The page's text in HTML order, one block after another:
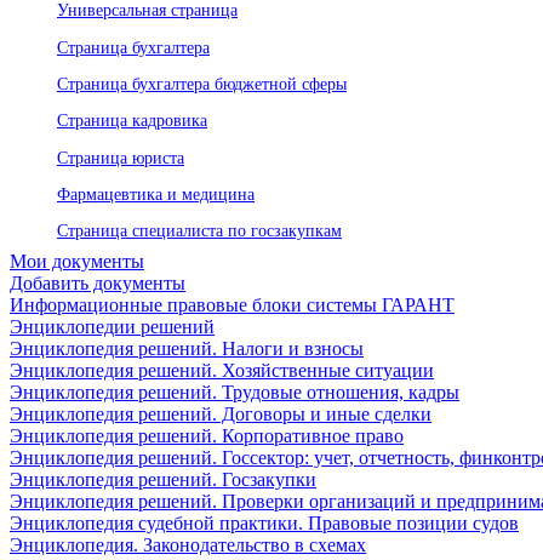
Универсальная страница
Страница бухгалтера
Страница бухгалтера бюджетной сферы
Страница кадровика
Страница юриста
Фармацевтика и медицина
Страница специалиста по госзакупкам
Мои документы
Добавить документы
Информационные правовые блоки системы ГАРАНТ
Энциклопедии решений
Энциклопедия решений. Налоги и взносы
Энциклопедия решений. Хозяйственные ситуации
Энциклопедия решений. Трудовые отношения, кадры
Энциклопедия решений. Договоры и иные сделки
Энциклопедия решений. Корпоративное право
Энциклопедия решений. Госсектор: учет, отчетность,
Энциклопедия решений. Госзакупки
Энциклопедия решений. Проверки организаций и
Энциклопедия судебной практики. Правовые позиции судов
Энциклопедия. Законодательство в схемах